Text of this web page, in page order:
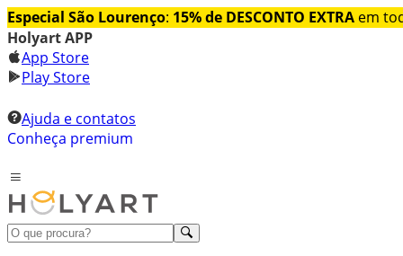
Especial São Lourenço: 15% de DESCONTO EXTRA em
Holyart APP
App Store
Play Store
Ajuda e contatos
Conheça premium